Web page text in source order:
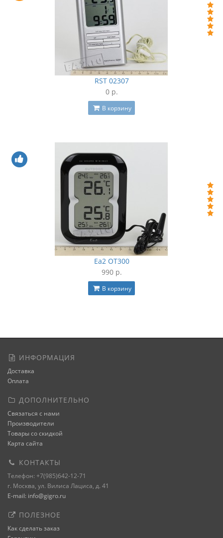
RST 02307
0 р.
В корзину
Ea2 OT300
990 р.
В корзину
ИНФОРМАЦИЯ
Доставка
Оплата
ДОПОЛНИТЕЛЬНО
Связаться с нами
Производители
Товары со скидкой
Карта сайта
КОНТАКТЫ
Телефон: +7(985)642-12-71
г. Москва, ул. Вилиса Лациса, д. 41
E-mail: info@gigro.ru
ПОЛЕЗНОЕ
Как сделать заказ